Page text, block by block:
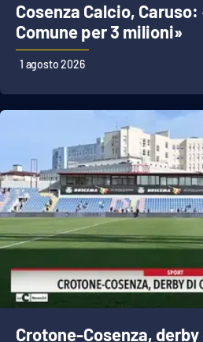
Cosenza Calcio,
Comune per 3 milioni»
1 agosto 2026
Crotone-Cosenza, derby